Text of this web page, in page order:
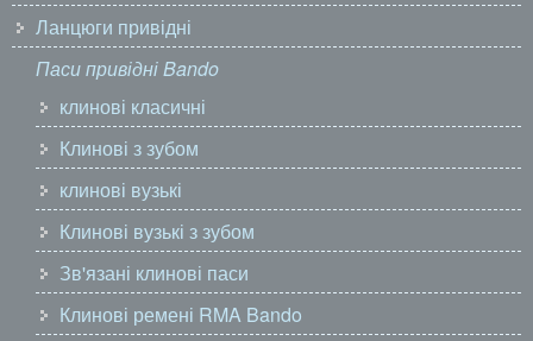
Ланцюги привідні
Паси привідні Bando
клинові класичні
Клинові з зубом
клинові вузькі
Клинові вузькі з зубом
Зв'язані клинові паси
Клинові ремені RMA Bando